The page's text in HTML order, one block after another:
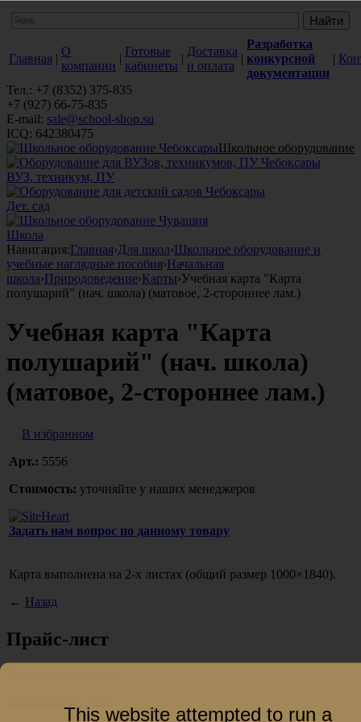
Главная |
О
компании
|
Готовые
кабинеты
|
Доставка
и оплата
|
Разработка
конкурсной
документации
|
Тел.: +7 (8352) 375-835
+7 (927) 66-75-835
E-mail: sale@school-shop.su
ICQ: 642380475
Школьное оборудование
ВУЗ, техникум, ПУ
Дет. сад
Школа
Навигация:Главная›Для школ›Школьное оборудование и
учебные наглядные пособия›Начальная
школа›Природоведение›Карты›Учебная карта "Карта
полушарий" (нач. школа) (матовое, 2-стороннее лам.)
Учебная карта "Карта
полушарий" (нач. школа)
(матовое, 2-стороннее лам.)
В избранном
Арт.: 5556
Стоимость: уточняйте у наших менеджеров
Задать нам вопрос по данному товару
Карта выполнена на 2-х листах (общий размер 1000×1840).
← Назад
Прайс-лист
This website attempted to run a